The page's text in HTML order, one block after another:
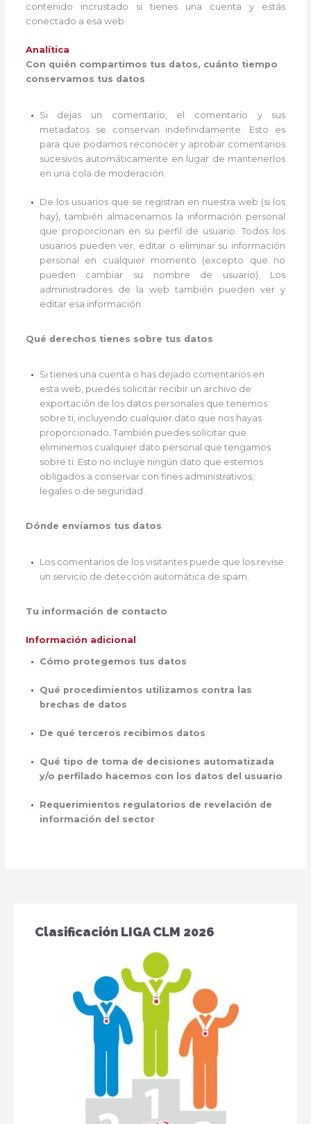
contenido incrustado si tienes una cuenta y estás
conectado a esa web.
Analítica
Con quién compartimos tus datos, cuánto tiempo
conservamos tus datos
Si dejas un comentario, el comentario y sus
metadatos se conservan indefinidamente. Esto es
para que podamos reconocer y aprobar comentarios
sucesivos automáticamente en lugar de mantenerlos
en una cola de moderación.
De los usuarios que se registran en nuestra web (si los
hay), también almacenamos la información personal
que proporcionan en su perfil de usuario. Todos los
usuarios pueden ver, editar o eliminar su información
personal en cualquier momento (excepto que no
pueden cambiar su nombre de usuario). Los
administradores de la web también pueden ver y
editar esa información.
Qué derechos tienes sobre tus datos
Si tienes una cuenta o has dejado comentarios en
esta web, puedes solicitar recibir un archivo de
exportación de los datos personales que tenemos
sobre ti, incluyendo cualquier dato que nos hayas
proporcionado. También puedes solicitar que
eliminemos cualquier dato personal que tengamos
sobre ti. Esto no incluye ningún dato que estemos
obligados a conservar con fines administrativos,
legales o de seguridad.
Dónde enviamos tus datos
Los comentarios de los visitantes puede que los revise
un servicio de detección automática de spam.
Tu información de contacto
Información adicional
Cómo protegemos tus datos
Qué procedimientos utilizamos contra las
brechas de datos
De qué terceros recibimos datos
Qué tipo de toma de decisiones automatizada
y/o perfilado hacemos con los datos del usuario
Requerimientos regulatorios de revelación de
información del sector
Clasificación LIGA CLM 2026